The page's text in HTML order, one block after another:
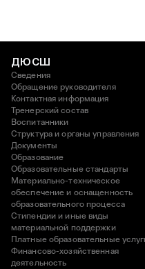
ДЮСШ
Сведения
Обращение руководителя
Контактная информация
Тренерский состав
Воспитанники
Структура и органы управления
Документы
Образование
Образовательные стандарты
Материально-техническое
обеспечение и оснащенность
образовательного процесса
Стипендии и иные виды
материальной поддержки
Платные образовательные
Финансово-хозяйственная
деятельность